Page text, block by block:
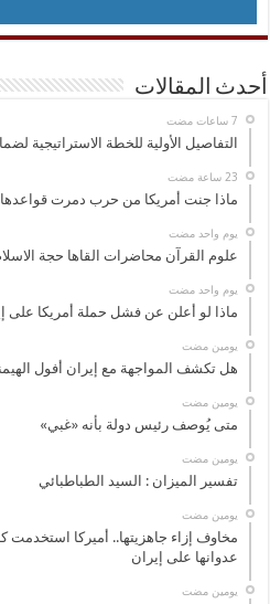
أحدث المقالات
التفاصيل الأولية للخطة الاستراتيجية
ماذا جنت أمريكا من حرب دمرت قواعدها
‏يوم واحد مضت
علوم القرآن محاضرات القاها حجة
‏يوم واحد مضت
ماذا لو أعلن عن فشل حملة أمريكا على
‏يومين مضت
هل تكشف المواجهة مع إيران أفول
‏يومين مضت
متى يُوصف رئيس دولة بأنه «غبي»
‏يومين مضت
تفسير الميزان : السيد الطباطبائي
‏يومين مضت
مخاوف إزاء جاهزيتها.. أميركا استخدمت
عدوانها على إيران
‏يومين مضت